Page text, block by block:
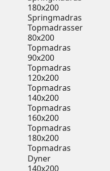
180x200
Springmadras
Topmadrasser
80x200
Topmadras
90x200
Topmadras
120x200
Topmadras
140x200
Topmadras
160x200
Topmadras
180x200
Topmadras
Dyner
140x200